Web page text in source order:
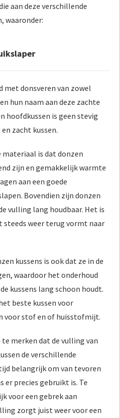
aan deze verschillende
waaronder:
met donsveren van zowel
hun naam aan deze zachte
hoofdkussen is geen stevig
zacht kussen.
is dat donzen
zijn en gemakkelijk warmte
aan een goede
Bovendien zijn donzen
vulling lang houdbaar. Het is
steeds weer terug vormt naar
kussens is ook dat ze in de
waardoor het onderhoud
kussens lang schoon houdt.
beste kussen voor
voor stof en of huisstofmijt.
merken dat de vulling van
de verschillende
belangrijk om van tevoren
er precies gebruikt is. Te
voor een gebrek aan
zorgt juist weer voor een